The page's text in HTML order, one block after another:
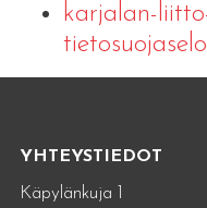
karjalan-
YHTEYSTIEDOT
Käpylänkuja 1